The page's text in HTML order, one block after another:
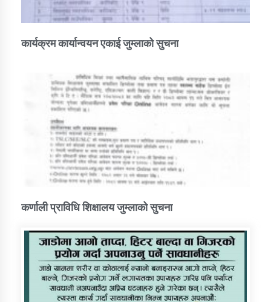
कार्यक्रम कार्यान्वयन एकाई जुम्लाको सुचना
कर्णाली प्राविधि शिक्षालय जुम्लाको सुचना